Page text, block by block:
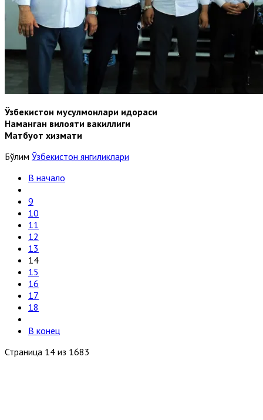
Ўзбекистон мусулмонлари идораси
Наманган вилояти вакиллиги
Матбуот хизмати
Бўлим Ўзбекистон янгиликлари
В начало
9
10
11
12
13
14
15
16
17
18
В конец
Страница 14 из 1683